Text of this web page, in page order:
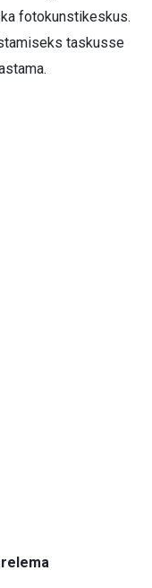
fotokunstikeskus.
taskusse